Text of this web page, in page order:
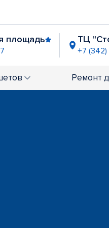
площадь ТЦ
+7
56-43 +7 (342) 206-
(ост.
Ремонт